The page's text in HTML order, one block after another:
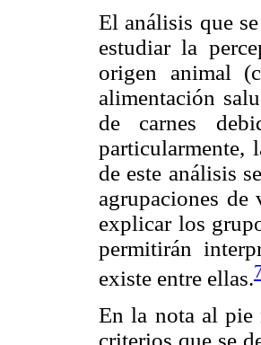
El análisis que
estudiar la
origen animal
alimentación
de carnes
particularmente,
de este análisis
agrupaciones de
explicar los
permitirán
existe entre ellas.
En la nota al pie